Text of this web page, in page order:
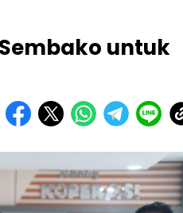
untuk